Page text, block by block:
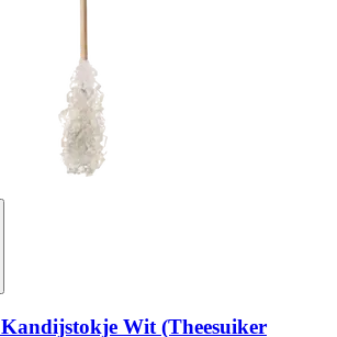
Kandijstokje Wit (Theesuiker